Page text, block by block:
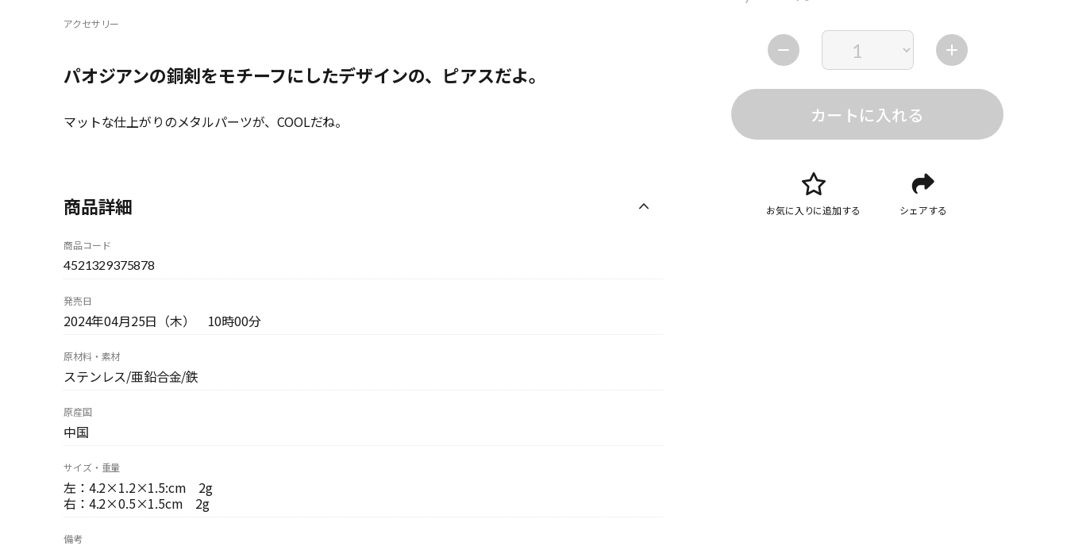
アクセサリー
カートに入れる
お気に入りに追加する シェアする
パオジアンの銅剣をモチーフにしたデザインの、ピアスだよ。
マットな仕上がりのメタルパーツが、COOLだね。
商品詳細
商品コード
4521329375878
発売日
2024年04月25日（木） 10時00分
原材料・素材
ステンレス/亜鉛合金/鉄
原産国
中国
サイズ・重量
左：4.2×1.2×1.5:cm 2g
右：4.2×0.5×1.5cm 2g
備考